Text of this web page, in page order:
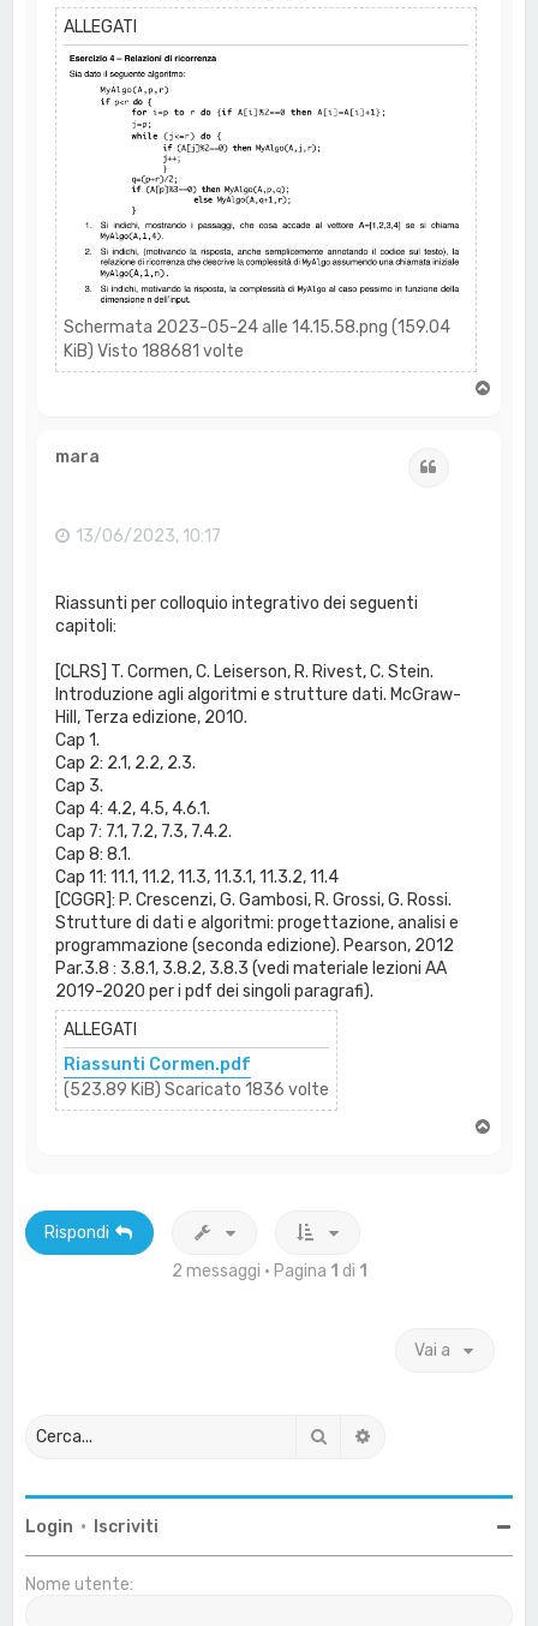
ALLEGATI
Schermata 2023-05-24 alle 14.15.58.png (159.04
KiB) Visto 188681 volte
mara
13/06/2023, 10:17
Riassunti per colloquio integrativo dei seguenti
capitoli:
[CLRS] T. Cormen, C. Leiserson, R. Rivest, C. Stein.
Introduzione agli algoritmi e strutture dati. McGraw-
Hill, Terza edizione, 2010.
Cap 1.
Cap 2: 2.1, 2.2, 2.3.
Cap 3.
Cap 4: 4.2, 4.5, 4.6.1.
Cap 7: 7.1, 7.2, 7.3, 7.4.2.
Cap 8: 8.1.
Cap 11: 11.1, 11.2, 11.3, 11.3.1, 11.3.2, 11.4
[CGGR]: P. Crescenzi, G. Gambosi, R. Grossi, G. Rossi.
Strutture di dati e algoritmi: progettazione, analisi e
programmazione (seconda edizione). Pearson, 2012
Par.3.8 : 3.8.1, 3.8.2, 3.8.3 (vedi materiale lezioni AA
2019-2020 per i pdf dei singoli paragrafi).
ALLEGATI
Riassunti Cormen.pdf
(523.89 KiB) Scaricato 1836 volte
Rispondi
2 messaggi • Pagina 1 di 1
Vai a
Cerca
Login • Iscriviti
Nome utente: